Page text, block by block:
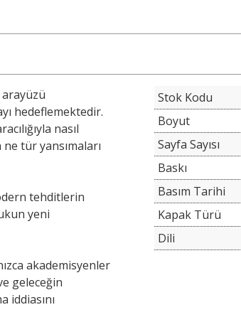
hedeflemektedir.
nasıl
tür yansımaları
tehditlerin
yeni
akademisyenler
geleceğin
iddiasını
Stok Kodu
Boyut
Sayfa Sayısı
Baskı
Basım Tarihi
Kapak Türü
Dili